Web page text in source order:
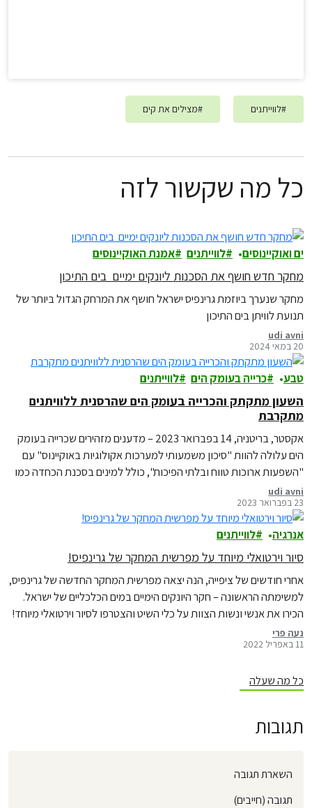
#לווייתנים #מצילים את קים
כל מה שקשור לזה
ים ואוקיינוסים לווייתנים אמנת האוקיינוסים
מחקר חדש חושף את הסכנות ליונקים ימיים בים התיכון
מחקר שנערך ביוזמת גרינפיס ישראל חושף את המרחק הגדול ביותר של
תנועת לוויתן בים התיכון
udi avni
20 במאי 2024
טבע כרייה בעומק הים לווייתנים
השעון מתקתק והכרייה בעומק הים שהרסנית ללוויתנים
מתקרבת
אקסטר, בריטניה, 14 בפברואר 2023 – מדענים מזהירים שכרייה בעומק
הים עלולה להוות "סיכון משמעותי למערכות אקולוגיות באוקיינוס" עם
"השפעות ארוכות טווח ובלתי הפיכות", כולל למינים בסכנת הכחדה כמו
לווייתנים…
udi avni
23 בפברואר 2023
אנרגיה לווייתנים
סיור וירטואלי מיוחד על מפרשית המחקר של גרינפיס!
אחרי חודשים של ציפייה, הנה יצאה מפרשית המחקר החדשה של גרינפיס,
למשימתה הראשונה – חקר היונקים הימיים במים הכלכליים של ישראל.
הכירו את אנשי ונשות הצוות על כלי השיט והצטרפו לסיור וירטואלי מיוחד!
נעה פרי
11 באפריל 2022
כל מה שעלה
תגובות
השארת תגובה
תגובה (חייבים)